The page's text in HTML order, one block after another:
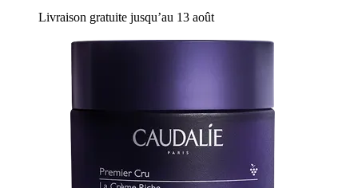
Livraison gratuite jusqu’au 13 août